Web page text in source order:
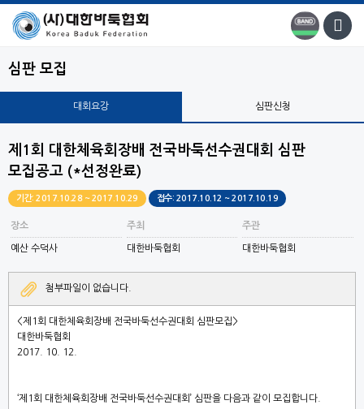
심판 모집
대회요강 심판신청
제1회 대한체육회장배 전국바둑선수권대회 심판
모집공고 (*선정완료)
기간: 2017.10.28 ~ 2017.10.29 접수: 2017.10.12 ~ 2017.10.19
장소
예산 수덕사
주최
대한바둑협회
주관
대한바둑협회
첨부파일이 없습니다.
<제 1 회 대한체육회장배 전국바둑선수권대회 심판모집>
대한바둑협회
2017. 10. 12.
‘제 1 회 대한체육회장배 전국바둑선수권대회’ 심판을 다음과 같이 모집합니다